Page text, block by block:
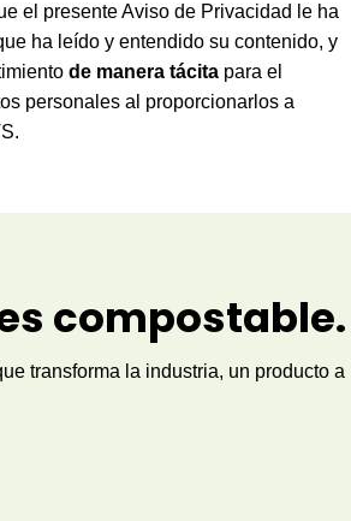
el presente Aviso de Privacidad le ha
ha leído y entendido su contenido, y
de manera tácita para el
personales al proporcionarlos a
compostable.
transforma la industria, un producto a